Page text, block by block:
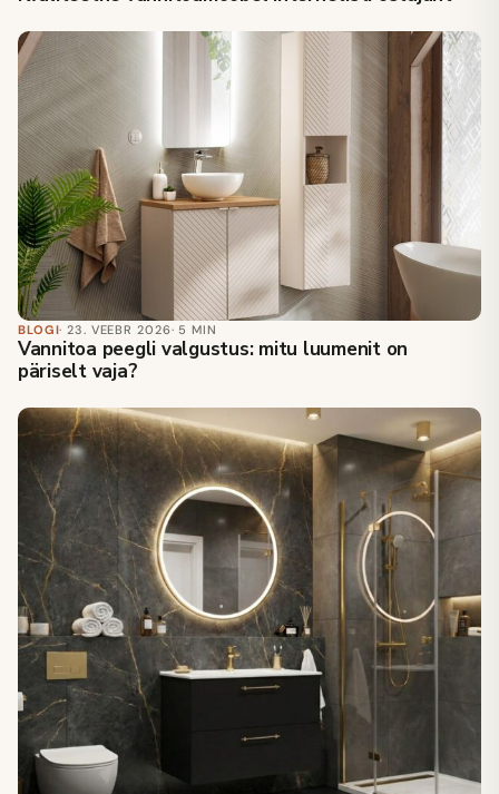
BLOGI· 23. VEEBR 2026· 5 MIN
Vannitoa peegli valgustus: mitu luumenit on
päriselt vaja?